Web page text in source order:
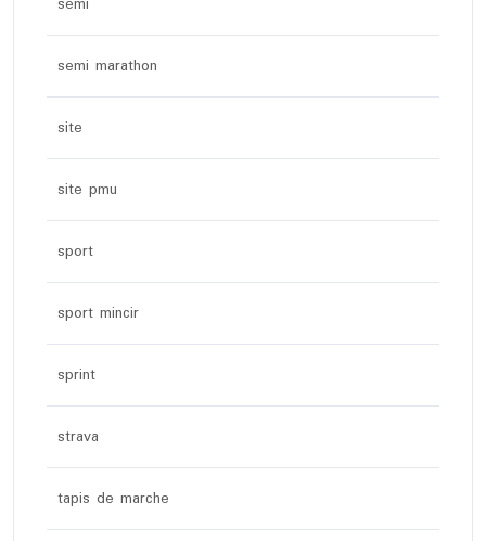
semi marathon
site
site pmu
sport
sport mincir
sprint
strava
tapis de marche